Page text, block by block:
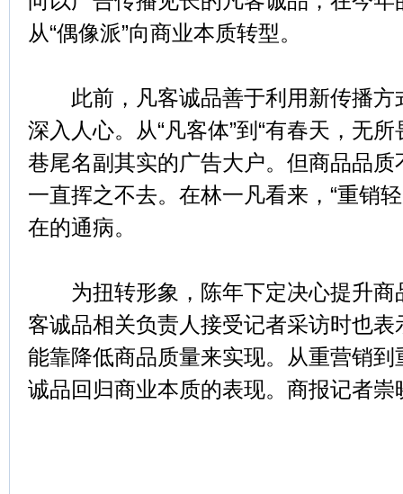
从“偶像派”向商业本质转型。
此前，凡客诚品善于利用新传播方
深入人心。从“凡客体”到“有春天，无
巷尾名副其实的广告大户。但商品品
一直挥之不去。在林一凡看来，“重销
在的通病。
为扭转形象，陈年下定决心提升商
客诚品相关负责人接受记者采访时也
能靠降低商品质量来实现。从重营销
诚品回归商业本质的表现。商报记者崇